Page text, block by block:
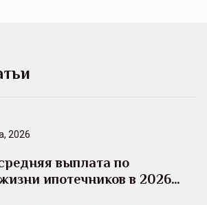
2026
выплата по
ипотечников в 2026…